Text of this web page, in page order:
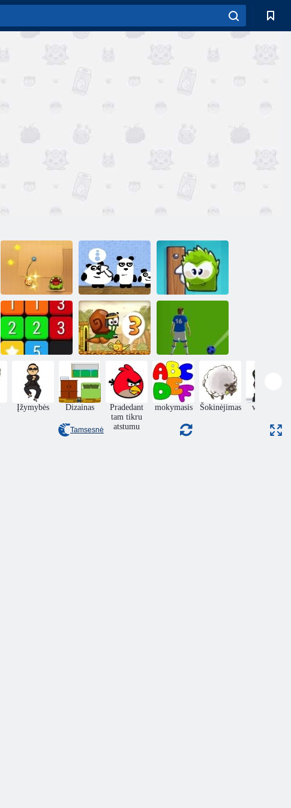
Nupjauti virvę
3 pandos
Japonijoje
Mano saldainių
dėžutė
Suvienyti Sraigė Bobas 3
Futbolas
Burbulai
Įžymybės Dizainas
Pradedant
tam tikru
atstumu
mokymasis Šokinėjimas veiksmas
Tamsesnė